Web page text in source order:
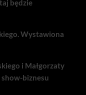
będzie
Wystawiona
i Małgorzaty
show-biznesu